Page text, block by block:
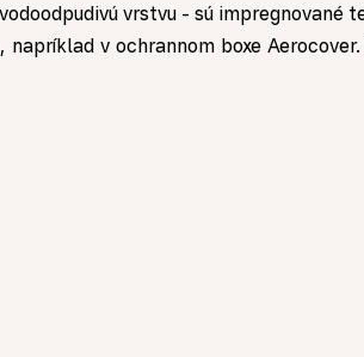
vrstvu - sú
v ochrannom boxe